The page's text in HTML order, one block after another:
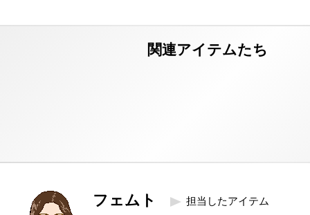
フェムト 担当したアイテム